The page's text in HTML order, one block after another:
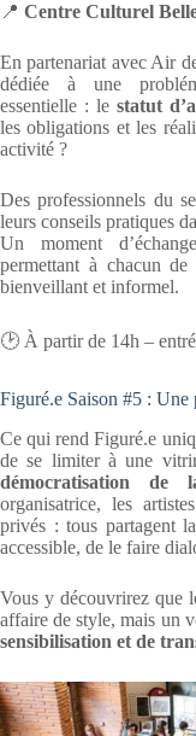
📍 Centre Culturel
En partenariat avec Air
dédiée à une
essentielle : lestatut
les obligations et les
activité ?
Des professionnels du
leurs conseils pratiques
Un moment
permettant à chacun
bienveillant et informel.
🕑 À partir de 14h –
Figuré.e Saison #5 : Une
Ce qui rend Figuré.e
de se limiter à une
démocratisation de
organisatrice, les
privés : tous partagent
accessible, de le faire
Vous y découvrirez que
affaire de style, mais un
sensibilisation et de